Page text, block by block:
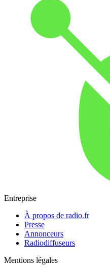
Entreprise
À propos de radio.fr
Presse
Annonceurs
Radiodiffuseurs
Mentions légales